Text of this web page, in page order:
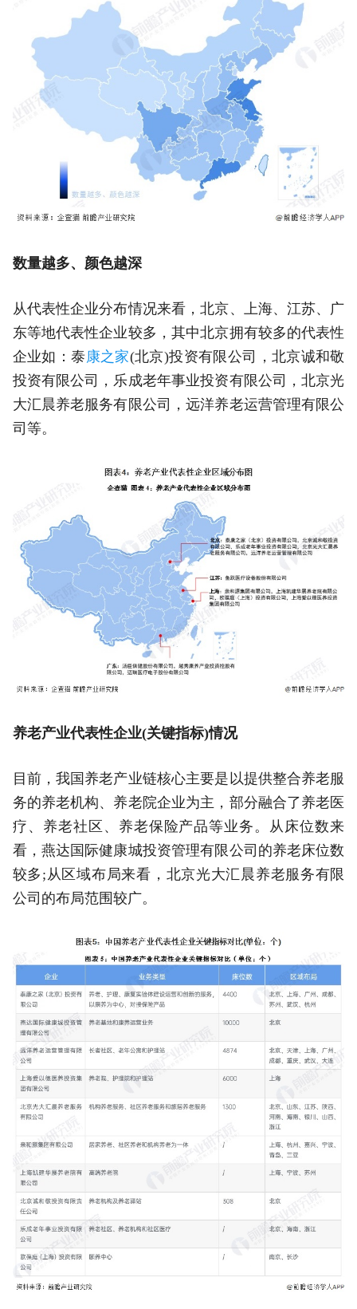
数量越多、颜色越深
从代表性企业分布情况来看，北京、上海、江苏、广
东等地代表性企业较多，其中北京拥有较多的代表性
企业如：泰康之家(北京)投资有限公司，北京诚和敬
投资有限公司，乐成老年事业投资有限公司，北京光
大汇晨养老服务有限公司，远洋养老运营管理有限公
司等。
养老产业代表性企业(关键指标)情况
目前，我国养老产业链核心主要是以提供整合养老服
务的养老机构、养老院企业为主，部分融合了养老医
疗、养老社区、养老保险产品等业务。从床位数来
看，燕达国际健康城投资管理有限公司的养老床位数
较多;从区域布局来看，北京光大汇晨养老服务有限
公司的布局范围较广。